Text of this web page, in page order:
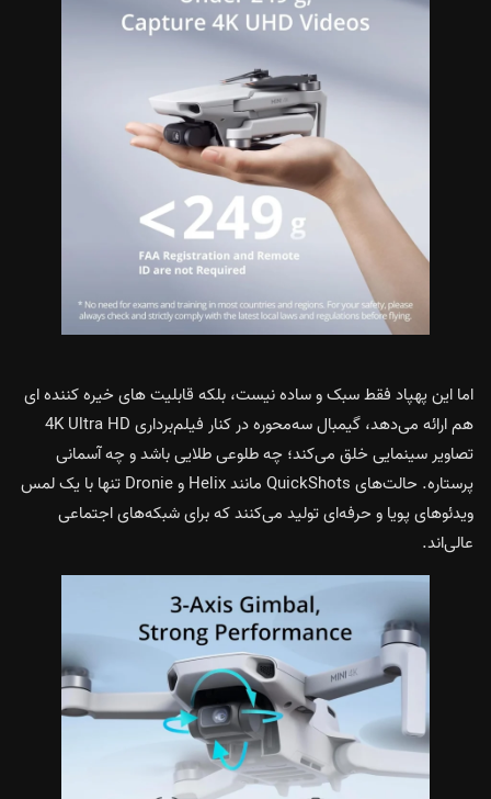
اما این پهپاد فقط سبک و ساده نیست، بلکه قابلیت های خیره کننده ای
هم ارائه می‌دهد،‌ گیمبال سه‌محوره در کنار فیلم‌برداری 4K Ultra HD
تصاویر سینمایی خلق می‌کند؛ چه طلوعی طلایی باشد و چه آسمانی
پرستاره. حالت‌های QuickShots مانند Helix و Dronie تنها با یک لمس
ویدئوهای پویا و حرفه‌ای تولید می‌کنند که برای شبکه‌های اجتماعی
عالی‌اند.